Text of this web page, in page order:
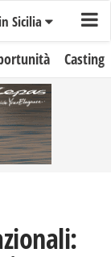
Sicilia
Casting